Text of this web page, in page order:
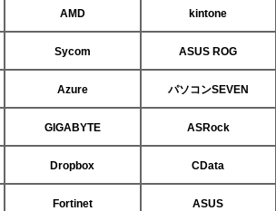
AMD kintone
Sycom ASUS ROG
Azure パソコンSEVEN
GIGABYTE ASRock
Dropbox CData
Fortinet ASUS